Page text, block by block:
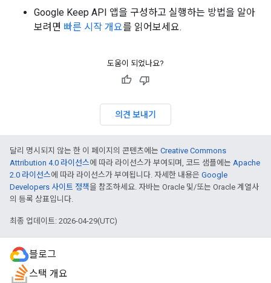
Google Keep API 앱을 구성하고 실행하는 방법을 알아
보려면 빠른 시작 개요를 읽어보세요.
도움이 되었나요?
의견 보내기
달리 명시되지 않는 한 이 페이지의 콘텐츠에는 Creative Commons
Attribution 4.0 라이선스에 따라 라이선스가 부여되며, 코드 샘플에는 Apache
2.0 라이선스에 따라 라이선스가 부여됩니다. 자세한 내용은 Google
Developers 사이트 정책을 참조하세요. 자바는 Oracle 및/또는 Oracle 계열사
의 등록 상표입니다.
최종 업데이트: 2026-04-29(UTC)
블로그
스택 개요